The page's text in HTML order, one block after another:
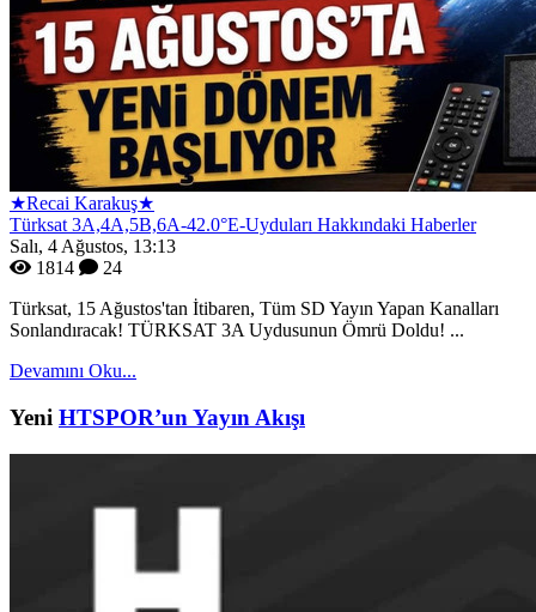
★Recai Karakuş★
Türksat 3A,4A,5B,6A-42.0°E-Uyduları Hakkındaki Haberler
Salı, 4 Ağustos, 13:13
1814
24
Türksat, 15 Ağustos'tan İtibaren, Tüm SD Yayın Yapan Kanalları
Sonlandıracak! TÜRKSAT 3A Uydusunun Ömrü Doldu! ...
Devamını Oku...
Yeni HTSPOR’un Yayın Akışı